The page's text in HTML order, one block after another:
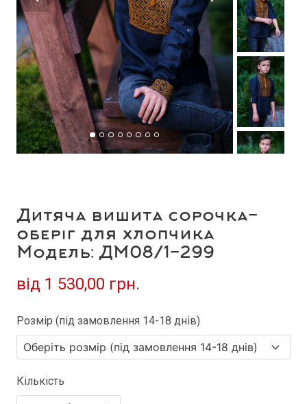
Дитяча вишита сорочка-
оберіг для хлопчика
Модель: ДМ08/1-299
від 1 530,00 грн.
Розмір (під замовлення 14-18 днів)
Кількість